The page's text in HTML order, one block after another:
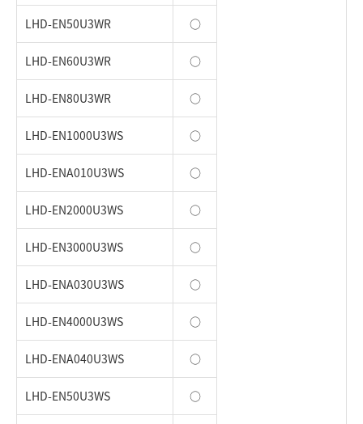
LHD-EN50U3WR ○
LHD-EN60U3WR ○
LHD-EN80U3WR ○
LHD-EN1000U3WS ○
LHD-ENA010U3WS ○
LHD-EN2000U3WS ○
LHD-EN3000U3WS ○
LHD-ENA030U3WS ○
LHD-EN4000U3WS ○
LHD-ENA040U3WS ○
LHD-EN50U3WS ○